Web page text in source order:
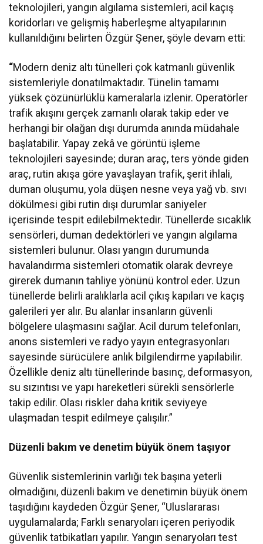
teknolojileri, yangın algılama sistemleri, acil kaçış
koridorları ve gelişmiş haberleşme altyapılarının
kullanıldığını belirten Özgür Şener, şöyle devam etti:
“Modern deniz altı tünelleri çok katmanlı güvenlik
sistemleriyle donatılmaktadır. Tünelin tamamı
yüksek çözünürlüklü kameralarla izlenir. Operatörler
trafik akışını gerçek zamanlı olarak takip eder ve
herhangi bir olağan dışı durumda anında müdahale
başlatabilir. Yapay zekâ ve görüntü işleme
teknolojileri sayesinde; duran araç, ters yönde giden
araç, rutin akışa göre yavaşlayan trafik, şerit ihlali,
duman oluşumu, yola düşen nesne veya yağ vb. sıvı
dökülmesi gibi rutin dışı durumlar saniyeler
içerisinde tespit edilebilmektedir. Tünellerde sıcaklık
sensörleri, duman dedektörleri ve yangın algılama
sistemleri bulunur. Olası yangın durumunda
havalandırma sistemleri otomatik olarak devreye
girerek dumanın tahliye yönünü kontrol eder. Uzun
tünellerde belirli aralıklarla acil çıkış kapıları ve kaçış
galerileri yer alır. Bu alanlar insanların güvenli
bölgelere ulaşmasını sağlar. Acil durum telefonları,
anons sistemleri ve radyo yayın entegrasyonları
sayesinde sürücülere anlık bilgilendirme yapılabilir.
Özellikle deniz altı tünellerinde basınç, deformasyon,
su sızıntısı ve yapı hareketleri sürekli sensörlerle
takip edilir. Olası riskler daha kritik seviyeye
ulaşmadan tespit edilmeye çalışılır.”
Düzenli bakım ve denetim büyük önem taşıyor
Güvenlik sistemlerinin varlığı tek başına yeterli
olmadığını, düzenli bakım ve denetimin büyük önem
taşıdığını kaydeden Özgür Şener, “Uluslararası
uygulamalarda; Farklı senaryoları içeren periyodik
güvenlik tatbikatları yapılır. Yangın senaryoları test